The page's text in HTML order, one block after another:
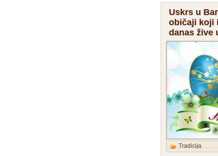
Uskrs u
običaji koji
danas žive
Tradicija